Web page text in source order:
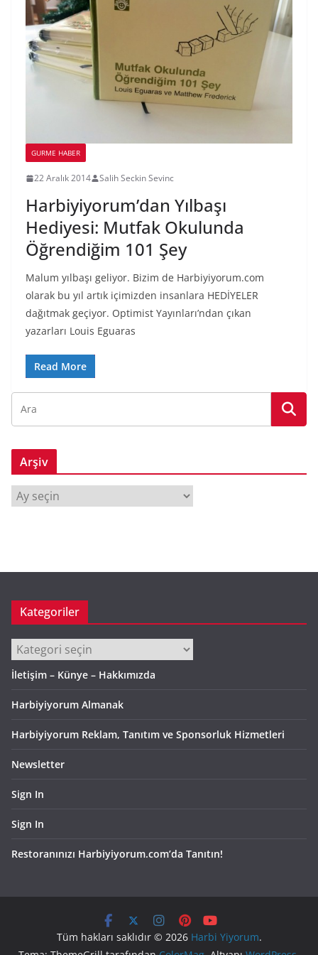
GURME HABER
22 Aralık 2014 Salih Seckin Sevinc
Harbiyiyorum’dan Yılbaşı
Hediyesi: Mutfak Okulunda
Öğrendiğim 101 Şey
Malum yılbaşı geliyor. Bizim de Harbiyiyorum.com
olarak bu yıl artık içimizden insanlara HEDİYELER
dağıtmak geçiyor. Optimist Yayınları’ndan çıkan
yazarları Louis Eguaras
Read More
Arşiv
Kategoriler
Kategoriler
İletişim – Künye – Hakkımızda
Harbiyiyorum Almanak
Harbiyiyorum Reklam, Tanıtım ve Sponsorluk Hizmetleri
Newsletter
Sign In
Sign In
Restoranınızı Harbiyiyorum.com’da Tanıtın!
Tüm hakları saklıdır © 2026 Harbi Yiyorum.